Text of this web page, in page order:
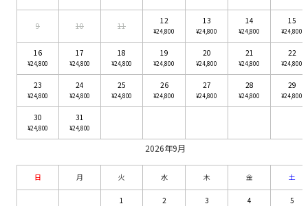
9 10 11
12
¥24,800
13
¥24,800
14
¥24,800
15
¥24,800
16
¥24,800
17
¥24,800
18
¥24,800
19
¥24,800
20
¥24,800
21
¥24,800
22
¥24,800
23
¥24,800
24
¥24,800
25
¥24,800
26
¥24,800
27
¥24,800
28
¥24,800
29
¥24,800
30
¥24,800
31
¥24,800
2026年9月
日 月 火 水 木 金 土
1 2 3 4 5